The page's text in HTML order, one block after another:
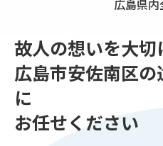
広島県
故人の想いを大切
広島市安佐南区
に
お任せください